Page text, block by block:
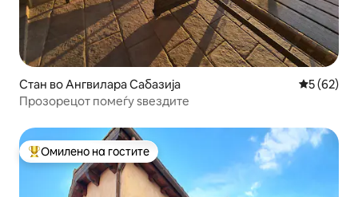
Стан во Ангвилара Сабазија Просечна
5 (62)
Прозорецот помеѓу ѕвездите
Меѓу најуспешните „Омилени на гостите“
Омилено на гостите